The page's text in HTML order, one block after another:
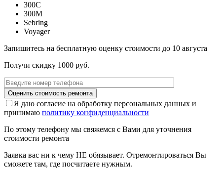
300C
300M
Sebring
Voyager
Запишитесь на бесплатную оценку стоимости до 10 августа
Получи скидку 1000 руб.
Я даю согласие на обработку персональных данных и
принимаю политику конфиденциальности
По этому телефону мы свяжемся с Вами для уточнения
стоимости ремонта
Заявка вас ни к чему НЕ обязывает. Отремонтироваться Вы
сможете там, где посчитаете нужным.